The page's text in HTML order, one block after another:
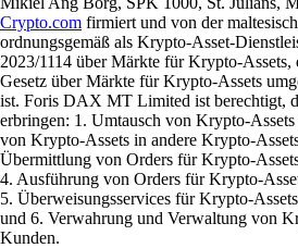
Crypto.com firmiert und von der
ordnungsgemäß als Krypto-Asset-
2023/1114 über Märkte für Krypto-Assets,
Gesetz über Märkte für Krypto-Assets
ist. Foris DAX MT Limited ist berechtigt,
erbringen: 1. Umtausch von Krypto-
von Krypto-Assets in andere Krypto-
Übermittlung von Orders für Krypto-
4. Ausführung von Orders für Krypto-
5. Überweisungsservices für Krypto-
und 6. Verwahrung und Verwaltung von
Kunden.